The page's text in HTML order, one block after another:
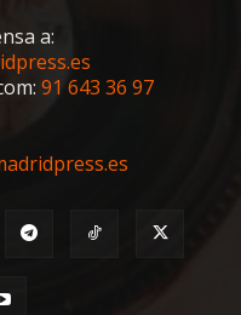
a:
91 643 36 97